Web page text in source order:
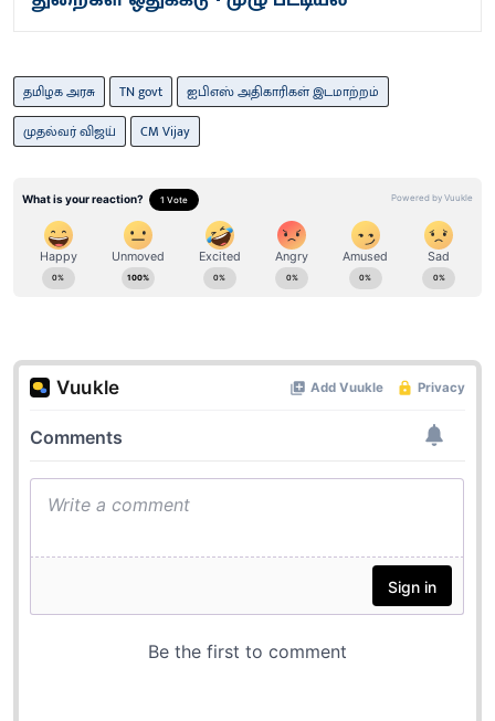
தமிழக அரசு TN govt
ஐபிஎஸ் அதிகாரிகள் இடமாற்றம்
முதல்வர் விஜய்
CM Vijay